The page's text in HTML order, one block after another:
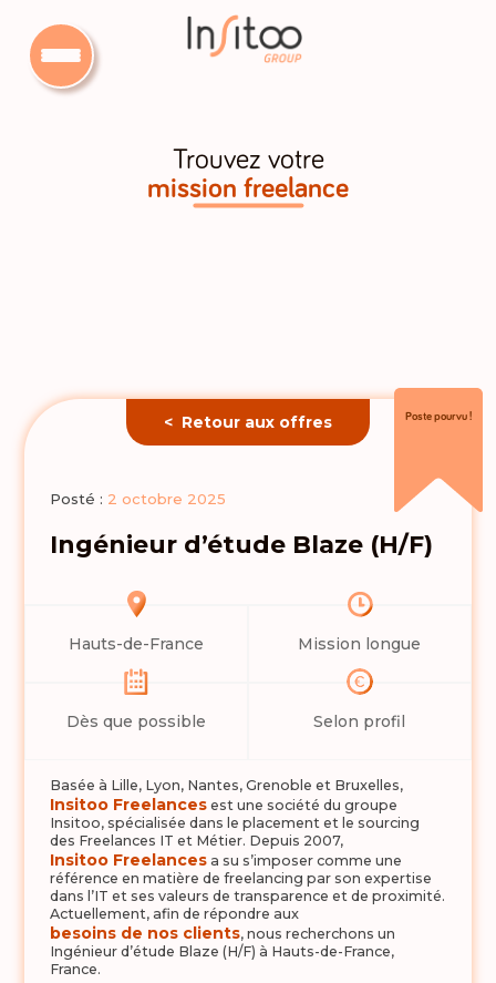
Trouvez votre
mission freelance
< Retour aux offres Poste pourvu !
Posté : 2 octobre 2025
Ingénieur d’étude Blaze (H/F)
Hauts-de-France Mission longue
Dès que possible Selon profil
Basée à Lille, Lyon, Nantes, Grenoble et Bruxelles,
Insitoo Freelancesest une société du groupe
Insitoo, spécialisée dans le placement et le sourcing
des Freelances IT et Métier. Depuis 2007,
Insitoo Freelancesa su s’imposer comme une
référence en matière de freelancing par son expertise
dans l’IT et ses valeurs de transparence et de proximité.
Actuellement, afin de répondre aux
besoins de nos clients, nous recherchons un
Ingénieur d’étude Blaze (H/F) à Hauts-de-France,
France.